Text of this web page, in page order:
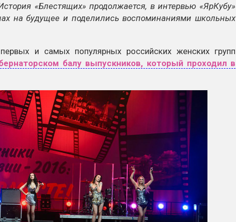
«Блестящих» продолжается, в интервью «ЯрКубу»
на будущее и поделились воспоминаниями школьных
и самых популярных российских женских групп
балу выпускников, который проходил в